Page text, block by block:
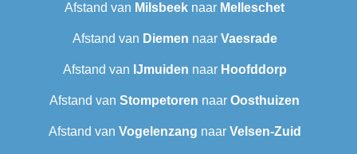
Afstand van Milsbeek naar Melleschet
Afstand van Diemen naar Vaesrade
Afstand van IJmuiden naar Hoofddorp
Afstand van Stompetoren naar Oosthuizen
Afstand van Vogelenzang naar Velsen-Zuid